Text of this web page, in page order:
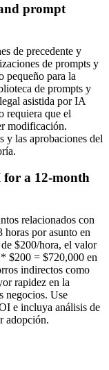
prompt
de precedente y
de prompts y
pequeño para la
de prompts y
asistida por IA
requiera que el
modificación.
y las aprobaciones del
for a 12-month
relacionados con
por asunto en
$200/hora, el valor
$200 = $720,000 en
indirectos como
rapidez en la
negocios. Use
e incluya análisis de
adopción.